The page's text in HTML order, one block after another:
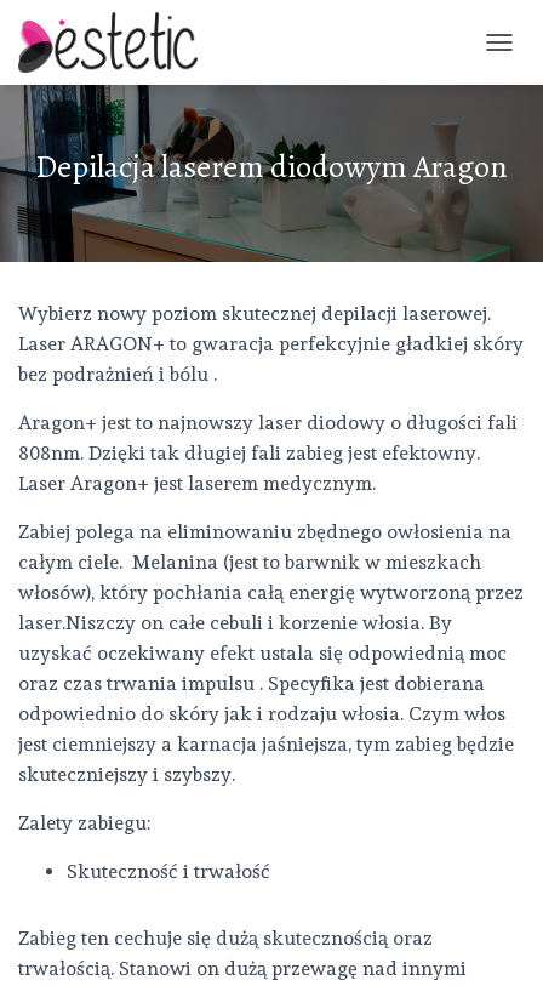
Depilacja laserem diodowym Aragon
Wybierz nowy poziom skutecznej depilacji laserowej.
Laser ARAGON+ to gwaracja perfekcyjnie gładkiej skóry
bez podrażnień i bólu .
Aragon+ jest to najnowszy laser diodowy o długości fali
808nm. Dzięki tak długiej fali zabieg jest efektowny.
Laser Aragon+ jest laserem medycznym.
Zabiej polega na eliminowaniu zbędnego owłosienia na
całym ciele. Melanina (jest to barwnik w mieszkach
włosów), który pochłania całą energię wytworzoną przez
laser.Niszczy on całe cebuli i korzenie włosia. By
uzyskać oczekiwany efekt ustala się odpowiednią moc
oraz czas trwania impulsu . Specyfika jest dobierana
odpowiednio do skóry jak i rodzaju włosia. Czym włos
jest ciemniejszy a karnacja jaśniejsza, tym zabieg będzie
skuteczniejszy i szybszy.
Zalety zabiegu:
Skuteczność i trwałość
Zabieg ten cechuje się dużą skutecznością oraz
trwałością. Stanowi on dużą przewagę nad innymi